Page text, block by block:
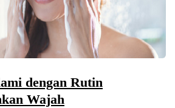
dengan Rutin
Wajah